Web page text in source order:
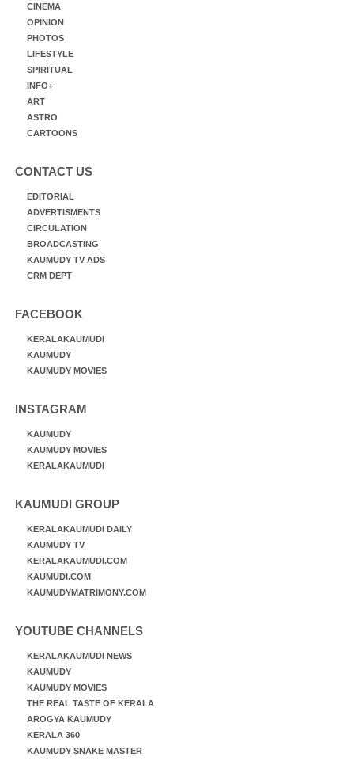
CINEMA
OPINION
PHOTOS
LIFESTYLE
SPIRITUAL
INFO+
ART
ASTRO
CARTOONS
CONTACT US
EDITORIAL
ADVERTISMENTS
CIRCULATION
BROADCASTING
KAUMUDY TV ADS
CRM DEPT
FACEBOOK
KERALAKAUMUDI
KAUMUDY
KAUMUDY MOVIES
INSTAGRAM
KAUMUDY
KAUMUDY MOVIES
KERALAKAUMUDI
KAUMUDI GROUP
KERALAKAUMUDI DAILY
KAUMUDY TV
KERALAKAUMUDI.COM
KAUMUDI.COM
KAUMUDYMATRIMONY.COM
YOUTUBE CHANNELS
KERALAKAUMUDI NEWS
KAUMUDY
KAUMUDY MOVIES
THE REAL TASTE OF KERALA
AROGYA KAUMUDY
KERALA 360
KAUMUDY SNAKE MASTER